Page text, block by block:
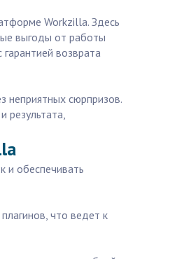
Workzilla. Здесь
выгоды от работы
возврата
неприятных сюрпризов.
результата,
и обеспечивать
что ведет к